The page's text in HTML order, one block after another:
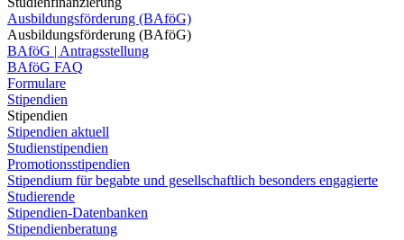
Ausbildungsförderung (BAföG)
Ausbildungsförderung (BAföG)
BAföG | Antragsstellung
BAföG FAQ
Formulare
Stipendien
Stipendien
Stipendien aktuell
Studienstipendien
Promotionsstipendien
Stipendium für begabte und gesellschaftlich besonders engagierte
Studierende
Stipendien-Datenbanken
Stipendienberatung